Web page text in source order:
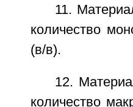
11.
количество
(в/в).
12.
количество